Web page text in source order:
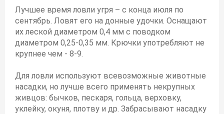
Лучшее время ловли угря – с конца июля по
сентябрь. Ловят его на донные удочки. Оснащают
их леской диаметром 0,4 мм с поводком
диаметром 0,25-0,35 мм. Крючки употребляют не
крупнее чем - 8-9.
Для ловли используют всевозможные животные
насадки, но лучше всего применять некрупных
живцов: бычков, пескаря, гольца, верховку,
уклейку, окуня, плотву и др. Забрасывают насадку